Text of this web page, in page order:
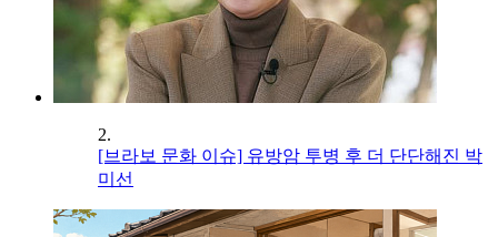
2.
[브라보 문화 이슈] 유방암 투병 후 더 단단해진 박
미선